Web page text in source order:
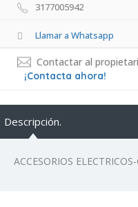
3177005942
Llamar a Whatsapp
Contactar al
¡Contacta ahora!
Descripción.
ACCESORIOS